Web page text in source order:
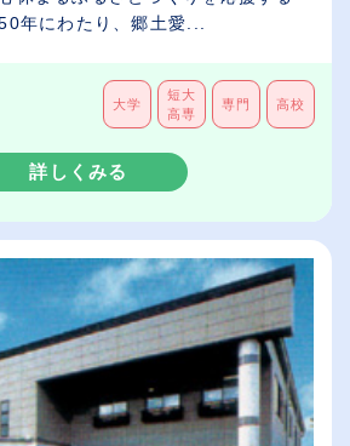
年にわたり、郷土愛...
大学
短大
高専
専門 高校
詳しくみる